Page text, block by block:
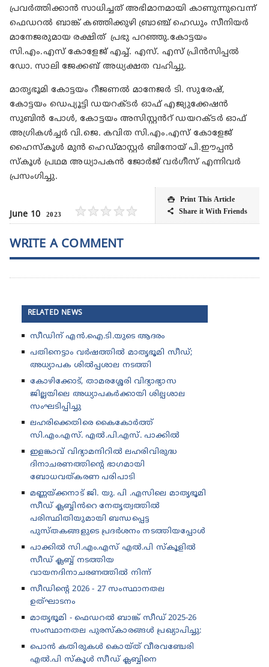
പ്രവർത്തിക്കാൻ സാധിച്ചത് അഭിമാനമായി കാണുന്നുവെന്ന്
ഫെഡറൽ ബാങ്ക് കഞ്ഞിക്കുഴി ബ്രാഞ്ച് ഹെഡും സീനിയർ
മാനേജരുമായ രക്ഷിത് പ്രഭു പറഞ്ഞു.കോട്ടയം
സി.എം.എസ് കോളേജ് എച്ച്. എസ്. എസ് പ്രിൻസിപ്പൽ
ഡോ. സാലി ജേക്കബ് അധ്യക്ഷത വഹിച്ചു.
മാതൃഭൂമി കോട്ടയം റീജണൽ മാനേജർ ടി. സുരേഷ്,
കോട്ടയം ഡെപ്യൂട്ടി ഡയറക്ടർ ഓഫ് എജ്യുക്കേഷൻ
സുബിൻ പോൾ, കോട്ടയം അസിസ്റ്റൻറ് ഡയറക്ടർ ഓഫ്
അഗ്രികൾച്ചർ വി.ജെ. കവിത സി.എം.എസ് കോളേജ്
ഹൈസ്കൂൾ മുൻ ഹെഡ്മാസ്റ്റർ ബിനോയ് പി.ഈപ്പൻ
സ്കൂൾ പ്രഥമ അധ്യാപകൻ ജോർജ് വർഗീസ് എന്നിവർ
പ്രസംഗിച്ചു.
June 10 2023
 Print This Article
 Share it With Friends
★★★ ★★
WRITE A COMMENT
RELATED NEWS
സീഡിന് എൻ.ഐ.ടി.യുടെ ആദരം
പതിനെട്ടാം വർഷത്തിൽ മാതൃഭൂമി സീഡ്;
അധ്യാപക ശിൽപ്പശാല നടത്തി
കോഴിക്കോട്, താമരശ്ശേരി വിദ്യാഭ്യാസ
ജില്ലയിലെ അധ്യാപകർക്കായി ശില്പശാല
സംഘടിപ്പിച്ചു
ലഹരിക്കെതിരെ കൈകോർത്ത്
സി.എം.എസ്. എൽ.പി.എസ്. പാക്കിൽ
ഇളങ്കാവ് വിദ്യാമന്ദിറിൽ ലഹരിവിരുദ്ധ
ദിനാചരണത്തിന്റെ ഭാഗമായി
ബോധവത്കരണ പരിപാടി
മണ്ണയ്ക്കനാട് ജി. യു. പി .എസിലെ മാതൃഭൂമി
സീഡ് ക്ലബ്ബിൻറെ നേതൃത്വത്തിൽ
പരിസ്ഥിതിയുമായി ബന്ധപ്പെട്ട
പുസ്തകങ്ങളുടെ പ്രദർശനം നടത്തിയപ്പോൾ
പാക്കിൽ സി.എം.എസ് എൽ.പി സ്കൂളിൽ
സീഡ് ക്ലബ്ബ് നടത്തിയ
വായനദിനാചരണത്തിൽ നിന്ന്
സീഡിന്റെ 2026 - 27 സംസ്ഥാനതല
ഉത്‌ഘാടനം
മാതൃഭൂമി - ഫെഡറൽ ബാങ്ക് സീഡ് 2025-26
സംസ്ഥാനതല പുരസ്കാരങ്ങൾ പ്രഖ്യാപിച്ചു:
പൊൻ കതിരുകൾ കൊയ്ത് വീരവഞ്ചേരി
എൽ.പി സ്കൂൾ സീഡ് ക്ലബ്ബിനെ